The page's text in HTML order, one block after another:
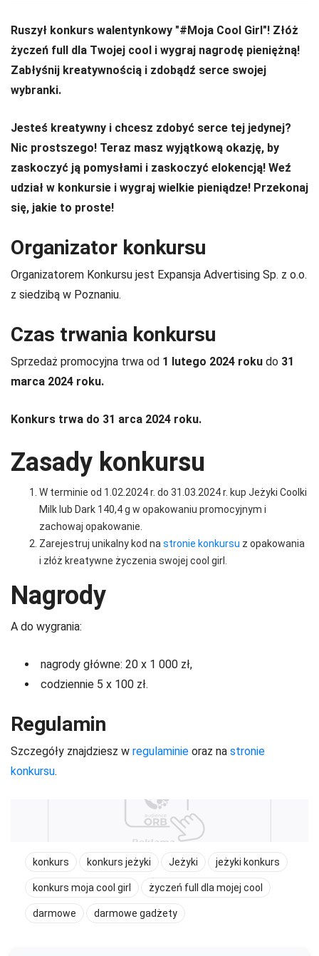
Ruszył konkurs walentynkowy "#Moja Cool Girl"! Złóż
życzeń full dla Twojej cool i wygraj nagrodę pieniężną!
Zabłyśnij kreatywnością i zdobądź serce swojej
wybranki.
Jesteś kreatywny i chcesz zdobyć serce tej jedynej?
Nic prostszego! Teraz masz wyjątkową okazję, by
zaskoczyć ją pomysłami i zaskoczyć elokencją! Weź
udział w konkursie i wygraj wielkie pieniądze! Przekonaj
się, jakie to proste!
Organizator konkursu
Organizatorem Konkursu jest Expansja Advertising Sp. z o.o.
z siedzibą w Poznaniu.
Czas trwania konkursu
Sprzedaż promocyjna trwa od 1 lutego 2024 roku do 31
marca 2024 roku.
Konkurs trwa do 31 arca 2024 roku.
Zasady konkursu
W terminie od 1.02.2024 r. do 31.03.2024 r. kup Jeżyki Coolki
Milk lub Dark 140,4 g w opakowaniu promocyjnym i
zachowaj opakowanie.
Zarejestruj unikalny kod na stronie konkursu z opakowania
i złóż kreatywne życzenia swojej cool girl.
Nagrody
A do wygrania:
nagrody główne: 20 x 1 000 zł,
codziennie 5 x 100 zł.
Regulamin
Szczegóły znajdziesz w regulaminie oraz na stronie
konkursu.
konkurs konkurs jeżyki Jeżyki jeżyki konkurs
konkurs moja cool girl życzeń full dla mojej cool
darmowe darmowe gadżety